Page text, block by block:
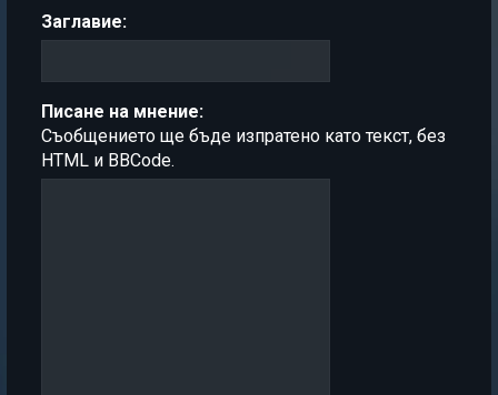
Заглавие:
Писане на мнение:
Съобщението ще бъде изпратено като текст, без
HTML и BBCode.